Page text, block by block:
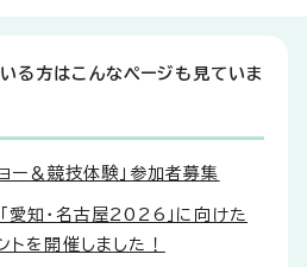
る方はこんなページも見ていま
ョー＆競技体験」参加者募集
愛知・名古屋2026」に向けた
を開催しました！